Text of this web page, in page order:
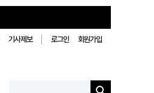
기사제보 로그인 회원가입